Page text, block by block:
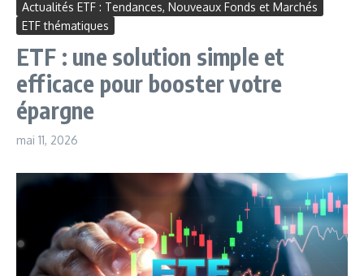
Actualités ETF : Tendances, Nouveaux Fonds et Marchés
ETF thématiques
ETF : une solution simple et
efficace pour booster votre
épargne
mai 11, 2026